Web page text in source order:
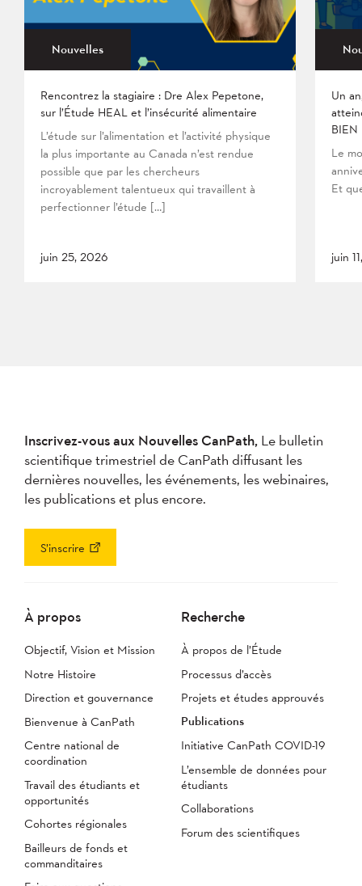
Nouvelles
Rencontrez la stagiaire : Dre Alex Pepetone,
sur l’Étude HEAL et l’insécurité alimentaire
L’étude sur l’alimentation et l’activité physique
la plus importante au Canada n’est rendue
possible que par les chercheurs
incroyablement talentueux qui travaillent à
perfectionner l’étude […]
juin 25, 2026
Un
BIEN
Le
Et
juin
Inscrivez-vous aux Nouvelles CanPath, Le bulletin
scientifique trimestriel de CanPath diffusant les
dernières nouvelles, les événements, les webinaires,
les publications et plus encore.
S’inscrire
À propos
Objectif, Vision et Mission
Notre Histoire
Direction et gouvernance
Bienvenue à CanPath
Centre national de
coordination
Travail des étudiants et
opportunités
Cohortes régionales
Bailleurs de fonds et
commanditaires
Recherche
À propos de l’Étude
Processus d’accès
Projets et études approuvés
Publications
Initiative CanPath COVID-19
L’ensemble de données pour
étudiants
Collaborations
Forum des scientifiques